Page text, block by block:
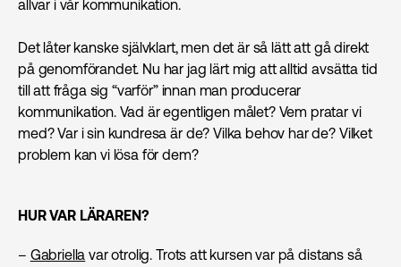
allvar i vår kommunikation.
Det låter kanske självklart, men det är så lätt att gå direkt
på genomförandet. Nu har jag lärt mig att alltid avsätta tid
till att fråga sig “varför” innan man producerar
kommunikation. Vad är egentligen målet? Vem pratar vi
med? Var i sin kundresa är de? Vilka behov har de? Vilket
problem kan vi lösa för dem?
HUR VAR LÄRAREN?
– Gabriella var otrolig. Trots att kursen var på distans så